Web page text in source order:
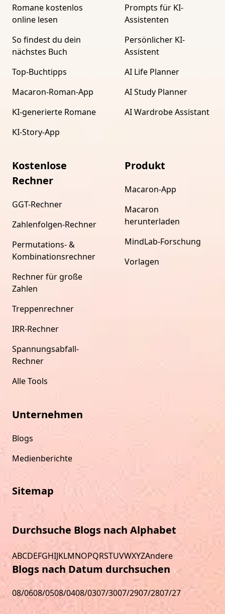
Romane kostenlos
online lesen
So findest du dein
nächstes Buch
Top-Buchtipps
Macaron-Roman-App
KI-generierte Romane
KI-Story-App
Prompts für KI-
Assistenten
Persönlicher KI-
Assistent
AI Life Planner
AI Study Planner
AI Wardrobe Assistant
Kostenlose
Rechner
GGT-Rechner
Zahlenfolgen-Rechner
Permutations- &
Kombinationsrechner
Rechner für große
Zahlen
Treppenrechner
IRR-Rechner
Spannungsabfall-
Rechner
Alle Tools
Produkt
Macaron-App
Macaron
herunterladen
MindLab-Forschung
Vorlagen
Unternehmen
Blogs
Medienberichte
Sitemap
Durchsuche Blogs nach Alphabet
ABCDEFGHIJKLMNOPQRSTUVWXYZAndere
Blogs nach Datum durchsuchen
08/0608/0508/0408/0307/3007/2907/2807/27